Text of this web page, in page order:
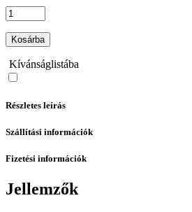
Kosárba
Kívánságlistába
Részletes leírás
Szállítási információk
Fizetési információk
Jellemzők